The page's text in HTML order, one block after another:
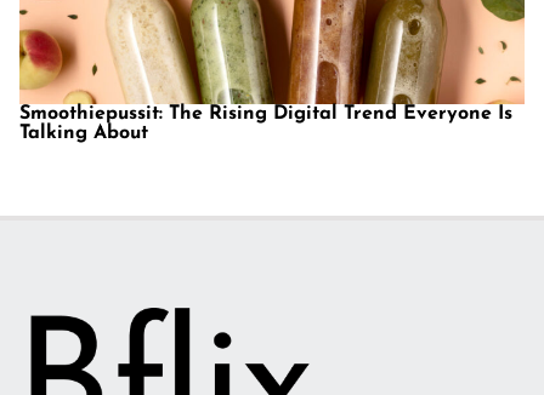
Smoothiepussit: The Rising Digital Trend Everyone Is
Talking About